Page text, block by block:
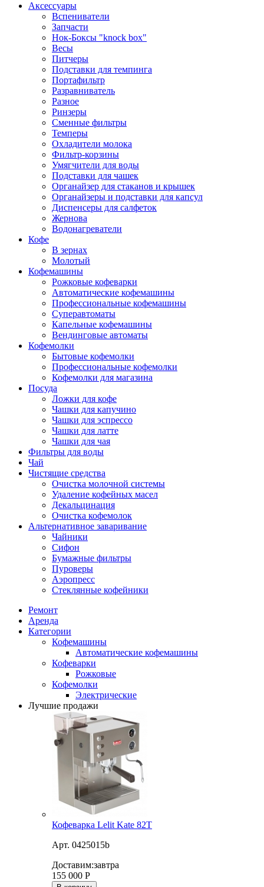
Аксессуары
Вспениватели
Запчасти
Нок-Боксы "knock box"
Весы
Питчеры
Подставки для темпинга
Портафильтр
Разравниватель
Разное
Ринзеры
Сменные фильтры
Темперы
Охладители молока
Фильтр-корзины
Умягчители для воды
Подставки для чашек
Органайзер для стаканов и крышек
Органайзеры и подставки для капсул
Диспенсеры для салфеток
Жернова
Водонагреватели
Кофе
В зернах
Молотый
Кофемашины
Рожковые кофеварки
Автоматические кофемашины
Профессиональные кофемашины
Суперавтоматы
Капельные кофемашины
Вендинговые автоматы
Кофемолки
Бытовые кофемолки
Профессиональные кофемолки
Кофемолки для магазина
Посуда
Ложки для кофе
Чашки для капучино
Чашки для эспрессо
Чашки для латте
Чашки для чая
Фильтры для воды
Чай
Чистящие средства
Очистка молочной системы
Удаление кофейных масел
Декальцинация
Очистка кофемолок
Альтернативное заваривание
Чайники
Сифон
Бумажные фильтры
Пуроверы
Аэропресс
Стеклянные кофейники
Ремонт
Аренда
Категории
Кофемашины
Автоматические кофемашины
Кофеварки
Рожковые
Кофемолки
Электрические
Лучшие продажи
Кофеварка Lelit Kate 82T
Арт. 0425015b
Доставим:завтра
155 000 Р